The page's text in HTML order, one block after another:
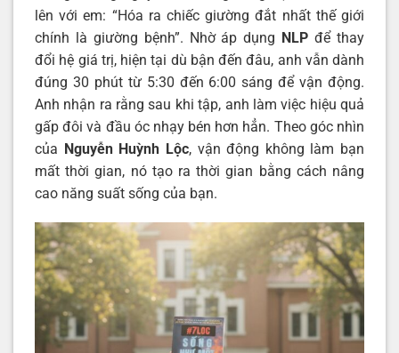
lên với em: “Hóa ra chiếc giường đắt nhất thế giới
chính là giường bệnh”. Nhờ áp dụng NLP để thay
đổi hệ giá trị, hiện tại dù bận đến đâu, anh vẫn dành
đúng 30 phút từ 5:30 đến 6:00 sáng để vận động.
Anh nhận ra rằng sau khi tập, anh làm việc hiệu quả
gấp đôi và đầu óc nhạy bén hơn hẳn. Theo góc nhìn
của Nguyễn Huỳnh Lộc, vận động không làm bạn
mất thời gian, nó tạo ra thời gian bằng cách nâng
cao năng suất sống của bạn.